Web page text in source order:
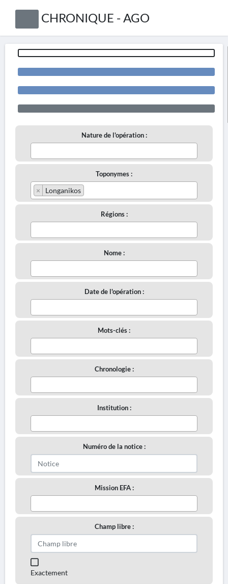
CHRONIQUE - AGO
Nature de l'opération :
Toponymes :
× Longanikos
Régions :
Nome :
Date de l'opération :
Mots-clés :
Chronologie :
Institution :
Numéro de la notice :
Mission EFA :
Champ libre :
Exactement